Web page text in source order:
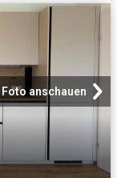
Foto anschauen